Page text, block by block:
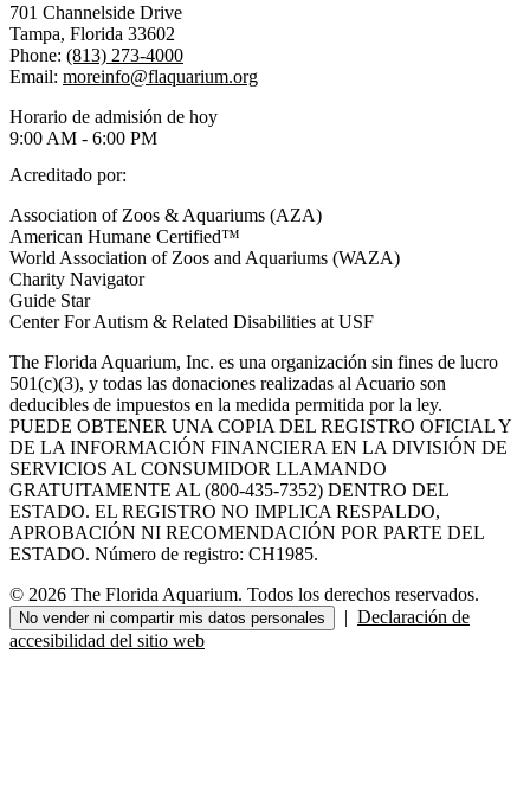
701 Channelside Drive
Tampa, Florida 33602
Phone: (813) 273-4000
Email: moreinfo@flaquarium.org
Horario de admisión de hoy
9:00 AM - 6:00 PM
Acreditado por:
Association of Zoos & Aquariums (AZA)
American Humane Certified™
World Association of Zoos and Aquariums (WAZA)
Charity Navigator
Guide Star
Center For Autism & Related Disabilities at USF
The Florida Aquarium, Inc. es una organización sin fines de lucro
501(c)(3), y todas las donaciones realizadas al Acuario son
deducibles de impuestos en la medida permitida por la ley.
PUEDE OBTENER UNA COPIA DEL REGISTRO OFICIAL Y
DE LA INFORMACIÓN FINANCIERA EN LA DIVISIÓN DE
SERVICIOS AL CONSUMIDOR LLAMANDO
GRATUITAMENTE AL (800-435-7352) DENTRO DEL
ESTADO. EL REGISTRO NO IMPLICA RESPALDO,
APROBACIÓN NI RECOMENDACIÓN POR PARTE DEL
ESTADO. Número de registro: CH1985.
© 2026 The Florida Aquarium. Todos los derechos reservados.
No vender ni compartir mis datos personales | Declaración de
accesibilidad del sitio web